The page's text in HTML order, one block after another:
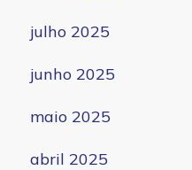
julho 2025
junho 2025
maio 2025
abril 2025